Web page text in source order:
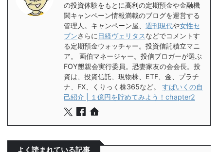
の投資体験をもとに高利の定期預金や金融機
関キャンペーン情報満載のブログを運営する
管理人。キャンペーン屋、 週刊現代や女性セ
ブンさらに 日経ヴェリタスなどでコメントす
る定期預金ウォッチャー。投資信託積立マニ
ア。 画伯マネージャー。投信ブロガーが選ぶ
FOY懇親会実行委員。恐妻家友の会会長。投
資は、投資信託、現物株、ETF、金、プラチ
ナ、FX、くりっく株365など。 すぱいくの自
己紹介 | １億円を貯めてみよう！chapter2
よく読まれている記事